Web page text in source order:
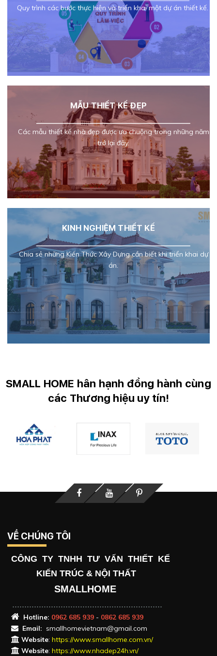
Quy trình các bước thực hiện và triển khai một dự án thiết kế.
MẪU THIẾT KẾ ĐẸP
Các mẫu thiết kế nhà đẹp được ưa chuộng trong những năm
trở lại đây.
KINH NGHIỆM THIẾT KẾ
Chia sẻ những Kiến Thức Xây Dựng cần biết khi triển khai dự
án.
SMALL HOME hân hạnh đồng hành cùng
các Thương hiệu uy tín!
FacebookYoutubePrinterest
VỀ CHÚNG TÔI
CÔNG TY TNHH TƯ VẤN THIẾT KẾ
KIẾN TRÚC & NỘI THẤT
SMALLHOME
..............................................................
Hotline: 0962 685 939 - 0862 685 939
Email: smallhomevietnam@gmail.com
Website: https://www.smallhome.com.vn/
Website: https://www.nhadep24h.vn/